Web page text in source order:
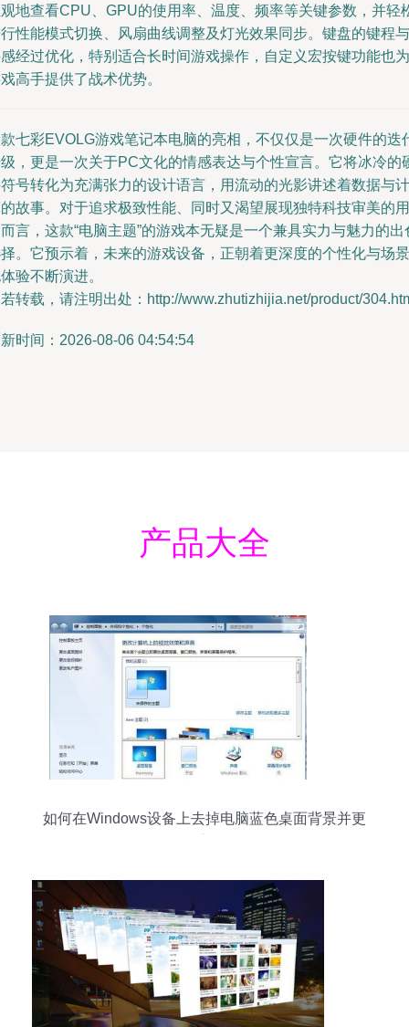
地查看CPU、GPU的使用率、温度、频率等关键参数，并轻
性能模式切换、风扇曲线调整及灯光效果同步。键盘的键程与
经过优化，特别适合长时间游戏操作，自定义宏按键功能也为
高手提供了战术优势。
七彩EVOLG游戏笔记本电脑的亮相，不仅仅是一次硬件的迭
，更是一次关于PC文化的情感表达与个性宣言。它将冰冷的
号转化为充满张力的设计语言，用流动的光影讲述着数据与计
故事。对于追求极致性能、同时又渴望展现独特科技审美的用
言，这款“电脑主题”的游戏本无疑是一个兼具实力与魅力的出
。它预示着，未来的游戏设备，正朝着更深度的个性化与场景
验不断演进。
转载，请注明出处：http://www.zhutizhijia.net/product/
时间：2026-08-06 04:54:54
产品大全
如何在Windows设备上去掉电脑蓝色桌面背景并更